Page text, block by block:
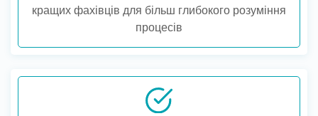
кращих фахівців для більш глибокого розуміння
процесів